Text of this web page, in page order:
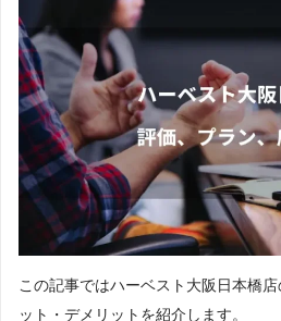
この記事ではハーベスト大阪日本橋
ット・デメリットを紹介します。